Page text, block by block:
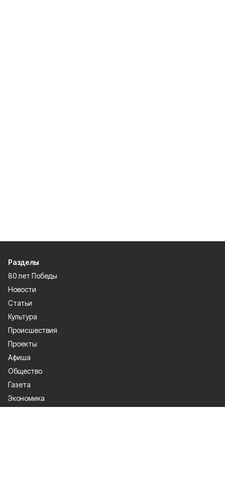
Разделы
80 лет Победы
Новости
Статьи
Культура
Происшествия
Проекты
Афиша
Общество
Газета
Экономика